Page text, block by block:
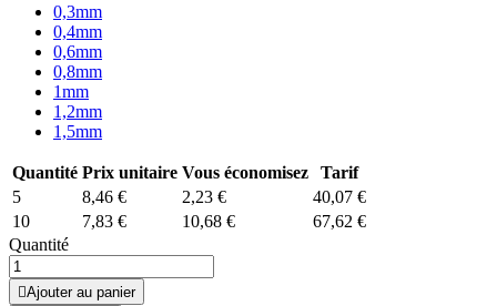
0,3mm
0,4mm
0,6mm
0,8mm
1mm
1,2mm
1,5mm
Quantité Prix unitaire Vous économisez
Tarif
5
8,46 € 2,23 €
40,07 €
10
7,83 € 10,68 €
67,62 €
Quantité
Ajouter au panier